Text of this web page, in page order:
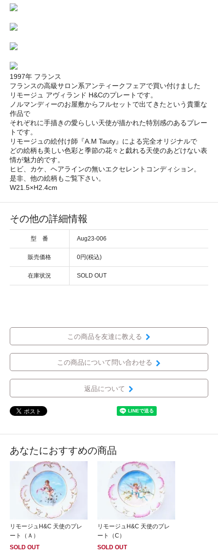
1997年 フランス
フランスの高級サロン系アンティークフェアで買い付けました
リモージュ アヴィランド H&Cのプレートです。
ノルマンディーのお屋敷からフルセットで出てきたという貴重な
作品で
それぞれに手描きの愛らしい天使が描かれた特別感のあるプレー
トです。
リモージュの絵付け師『A.M Tauty』による完全オリジナルで
どの絵柄も美しい色彩と季節の花々と戯れる天使のあどけない表
情が魅力的です。
ヒビ、カケ、ヘアラインの無いエクセレントコンディション。
是非、他の絵柄もご覧下さい。
W21.5×H2.4cm
その他の詳細情報
型 番 Aug23-006
販売価格 0円(税込)
在庫状況 SOLD OUT
この商品を友達に教える
この商品について問い合わせる
返品について
あなたにおすすめの商品
リモージュH&C 天使のプレ
ート（Ａ）
SOLD OUT
リモージュH&C 天使のプレ
ート（C）
SOLD OUT